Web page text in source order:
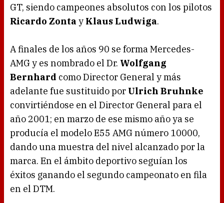
GT, siendo campeones absolutos con los pilotos
Ricardo Zonta y Klaus Ludwiga.
A finales de los años 90 se forma Mercedes-
AMG y es nombrado el Dr. Wolfgang
Bernhard como Director General y más
adelante fue sustituido por Ulrich Bruhnke
convirtiéndose en el Director General para el
año 2001; en marzo de ese mismo año ya se
producía el modelo E55 AMG número 10000,
dando una muestra del nivel alcanzado por la
marca. En el ámbito deportivo seguían los
éxitos ganando el segundo campeonato en fila
en el DTM.